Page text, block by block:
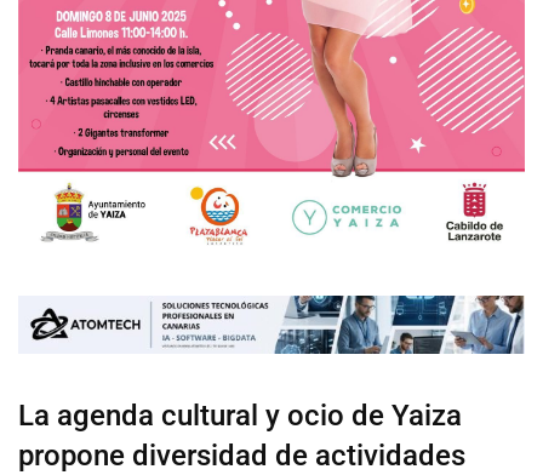
La agenda cultural y ocio de Yaiza
propone diversidad de actividades